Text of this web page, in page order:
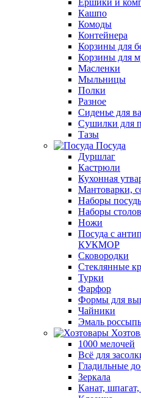
Ершики и
Кашпо
Комоды
Контейнера
Корзины для
Корзины для
Масленки
Мыльницы
Полки
Разное
Сиденье для
Сушилки для
Тазы
Посуда
Дуршлаг
Кастрюли
Кухонная
Мантоварки,
Наборы
Наборы
Ножи
Посуда с
КУКМОР
Сковородки
Стеклянные
Турки
Фарфор
Формы для
Чайники
Эмаль россыпь
1000 мелочей
Всё для
Гладильные
Зеркала
Канат, шпагат,